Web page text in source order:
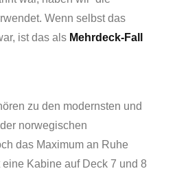
Wenn selbst das
ist das als Mehrdeck-Fall
zu den modernsten und
norwegischen
das Maximum an Ruhe
Kabine auf Deck 7 und 8